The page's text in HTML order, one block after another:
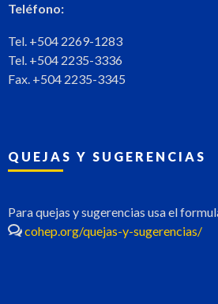
Teléfono:
Tel. +504 2269-1283
Tel. +504 2235-3336
Fax. +504 2235-3345
QUEJAS Y SUGERENCIAS
Para quejas y sugerencias usa el
cohep.org/quejas-y-sugerencias/